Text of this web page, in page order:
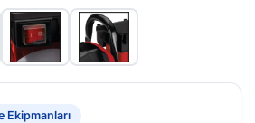
Ekipmanları